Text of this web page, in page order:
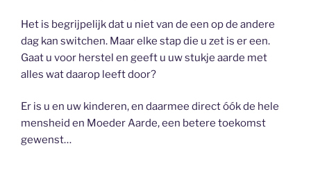
Het is begrijpelijk dat u niet van de een op de andere
dag kan switchen. Maar elke stap die u zet is er een.
Gaat u voor herstel en geeft u uw stukje aarde met
alles wat daarop leeft door?
Er is u en uw kinderen, en daarmee direct óók de hele
mensheid en Moeder Aarde, een betere toekomst
gewenst…